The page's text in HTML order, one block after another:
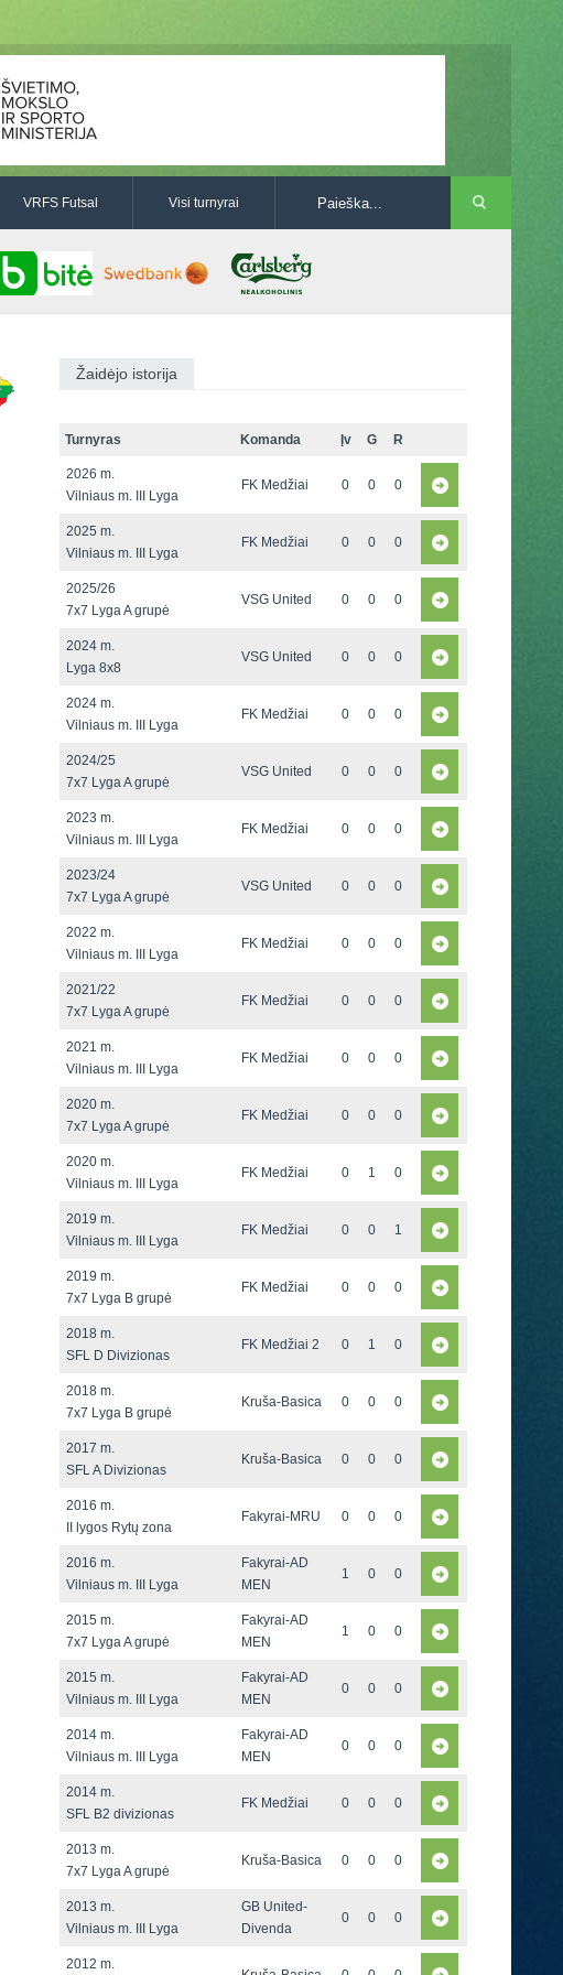
VRFS Futsal Visi turnyrai
Žaidėjo istorija
Turnyras Komanda Įv G R
2026 m.
Vilniaus m. III Lyga
FK Medžiai 0 0 0
2025 m.
Vilniaus m. III Lyga
FK Medžiai 0 0 0
2025/26
7x7 Lyga A grupė
VSG United 0 0 0
2024 m.
Lyga 8x8
VSG United 0 0 0
2024 m.
Vilniaus m. III Lyga
FK Medžiai 0 0 0
2024/25
7x7 Lyga A grupė
VSG United 0 0 0
2023 m.
Vilniaus m. III Lyga
FK Medžiai 0 0 0
2023/24
7x7 Lyga A grupė
VSG United 0 0 0
2022 m.
Vilniaus m. III Lyga
FK Medžiai 0 0 0
2021/22
7x7 Lyga A grupė
FK Medžiai 0 0 0
2021 m.
Vilniaus m. III Lyga
FK Medžiai 0 0 0
2020 m.
7x7 Lyga A grupė
FK Medžiai 0 0 0
2020 m.
Vilniaus m. III Lyga
FK Medžiai 0 1 0
2019 m.
Vilniaus m. III Lyga
FK Medžiai 0 0 1
2019 m.
7x7 Lyga B grupė
FK Medžiai 0 0 0
2018 m.
SFL D Divizionas
FK Medžiai 2 0 1 0
2018 m.
7x7 Lyga B grupė
Kruša-Basica 0 0 0
2017 m.
SFL A Divizionas
Kruša-Basica 0 0 0
2016 m.
II lygos Rytų zona
Fakyrai-MRU 0 0 0
2016 m.
Vilniaus m. III Lyga
Fakyrai-AD
MEN
1 0 0
2015 m.
7x7 Lyga A grupė
Fakyrai-AD
MEN
1 0 0
2015 m.
Vilniaus m. III Lyga
Fakyrai-AD
MEN
0 0 0
2014 m.
Vilniaus m. III Lyga
Fakyrai-AD
MEN
0 0 0
2014 m.
SFL B2 divizionas
FK Medžiai 0 0 0
2013 m.
7x7 Lyga A grupė
Kruša-Basica 0 0 0
2013 m.
Vilniaus m. III Lyga
GB United-
Divenda
0 0 0
2012 m.